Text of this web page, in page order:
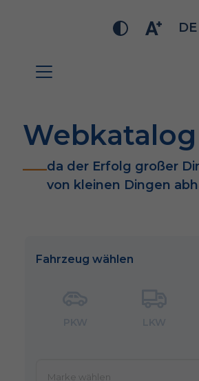
DE
Webkatalog
da der Erfolg großer
von kleinen Dingen
Fahrzeug wählen